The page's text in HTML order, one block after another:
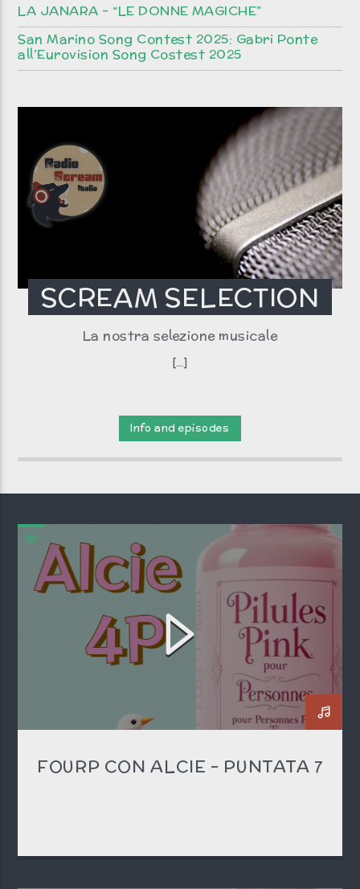
LA JANARA – “LE DONNE MAGICHE”
San Marino Song Contest 2025: Gabri Ponte
all’Eurovision Song Costest 2025
SCREAM SELECTION
La nostra selezione musicale
[...]
Info and episodes
4P
FOURP CON ALCIE – PUNTATA 7